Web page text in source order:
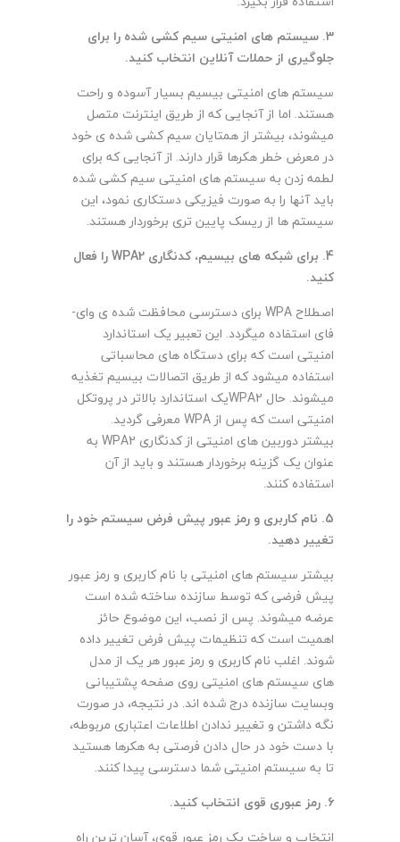
3. سیستم های امنیتی سیم کشی شده را برای
جلوگیری از حملات آنلاین انتخاب کنید.
سیستم های امنیتی بیسیم بسیار آسوده و راحت
هستند. اما از آنجایی که از طریق اینترنت متصل
میشوند، بیشتر از همتایان سیم کشی شده ی خود
در معرض خطر هکرها قرار دارند. از آنجایی که برای
لطمه زدن به سیستم های امنیتی سیم کشی شده
باید آنها را به صورت فیزیکی دستکاری نمود، این
سیستم ها از ریسک پایین تری برخوردار هستند.
4. برای شبکه های بیسیم، کدنگاری WPA2
را فعال
کنید.
اصطلاحWPA برای دسترسی محافظت شده ی وای-
فای استفاده میگردد. این تعبیر یک استاندارد
امنیتی است که برای دستگاه های محاسباتی
استفاده میشود که از طریق اتصالات بیسیم تغذیه
میشوند. حال WPA2یک استاندارد بالاتر در پروتکل
امنیتی است که پس از WPA معرفی گردید.
بیشتر دوربین های امنیتی از کدنگاری WPA2 به
عنوان یک گزینه برخوردار هستند و باید از آن
استفاده کنند.
5. نام کاربری و رمز عبور پیش فرض سیستم خود را
تغییر دهید.
بیشتر سیستم های امنیتی با نام کاربری و رمز عبور
پیش فرضی که توسط سازنده ساخته شده است
عرضه میشوند. پس از نصب، این موضوع حائز
اهمیت است که تنظیمات پیش فرض تغییر داده
شوند. اغلب نام کاربری و رمز عبور هر یک از مدل
های سیستم های امنیتی روی صفحه پشتیبانی
وبسایت سازنده درج شده اند. در نتیجه، در صورت
نگه داشتن و تغییر ندادن اطلاعات اعتباری مربوطه،
با دست خود در حال دادن فرصتی به هکرها هستید
تا به سیستم امنیتی شما دسترسی پیدا کنند.
6. رمز عبوری قوی انتخاب کنید.
انتخاب و ساخت یک رمز عبور قوی، آسان ترین راه